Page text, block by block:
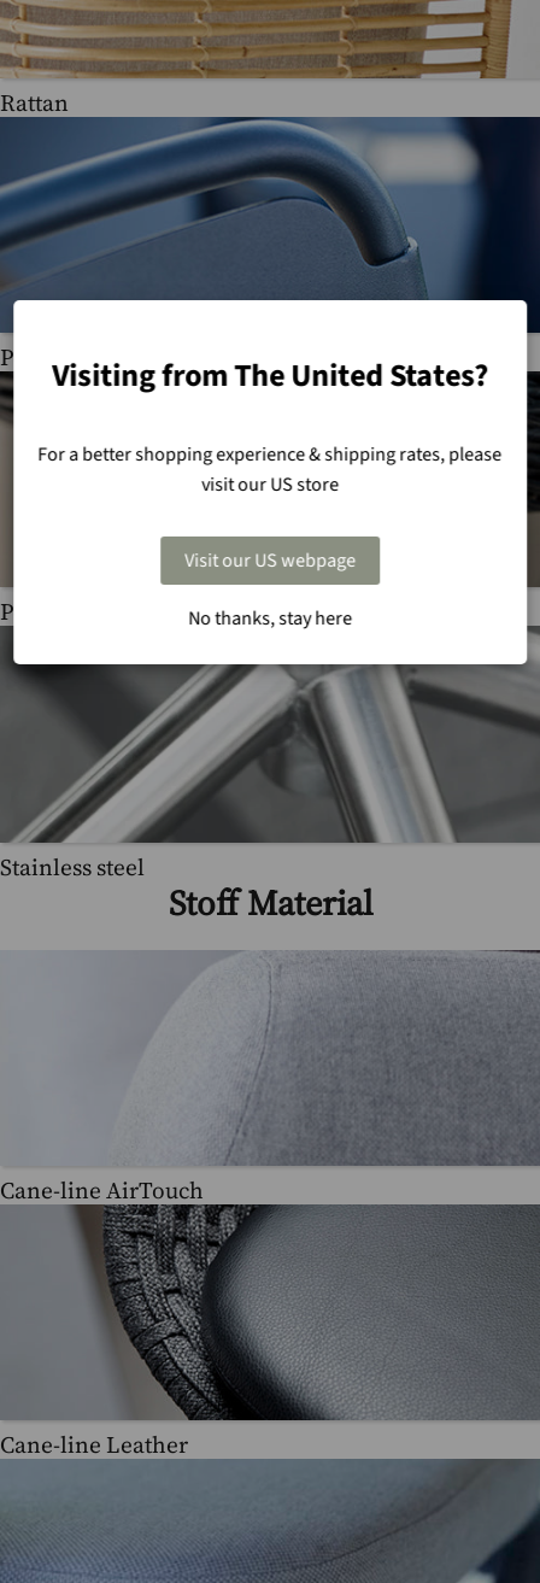
Rattan
Powder coated aluminium
Powder coated hot dip galvanized steel
Stainless steel
Stoff Material
Cane-line AirTouch
Cane-line Leather
Visiting from The United States?
For a better shopping experience & shipping rates, please
visit our US store
Visit our US webpage
No thanks, stay here